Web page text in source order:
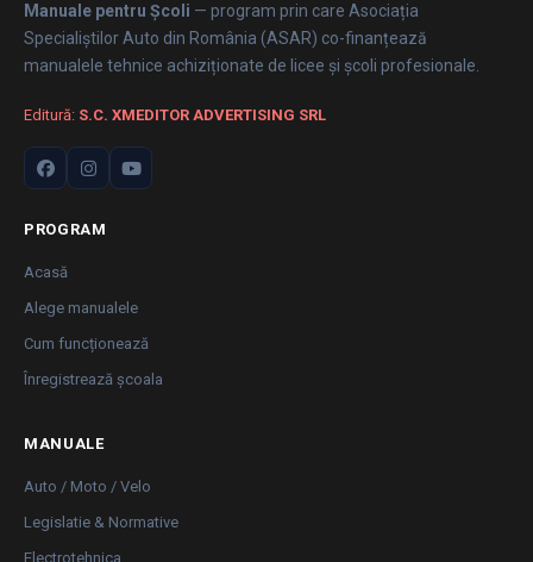
Manuale pentru Școli — program prin care Asociația
Specialiștilor Auto din România (ASAR) co-finanțează
manualele tehnice achiziționate de licee și școli profesionale.
Editură: S.C. XMEDITOR ADVERTISING SRL
PROGRAM
Acasă
Alege manualele
Cum funcționează
Înregistrează școala
MANUALE
Auto / Moto / Velo
Legislatie & Normative
Electrotehnica